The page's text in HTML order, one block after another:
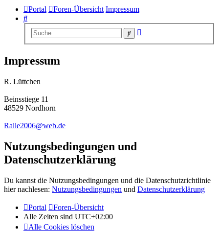
Portal Foren-Übersicht Impressum
Suche
Suche
Impressum
R. Lüttchen
Beinsstiege 11
48529 Nordhorn
Ralle2006@web.de
Nutzungsbedingungen und
Datenschutzerklärung
Du kannst die Nutzungsbedingungen und die Datenschutzrichtlinie
hier nachlesen: Nutzungsbedingungen und Datenschutzerklärung
Portal
Foren-Übersicht
Alle Zeiten sind UTC+02:00
Alle Cookies löschen